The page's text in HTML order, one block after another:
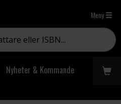
Meny
Nyheter & Kommande